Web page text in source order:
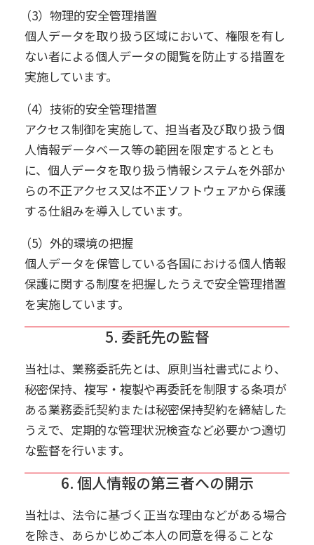
（3）物理的安全管理措置
個人データを取り扱う区域において、権限を有し
ない者による個人データの閲覧を防止する措置を
実施しています。
（4）技術的安全管理措置
アクセス制御を実施して、担当者及び取り扱う個
人情報データベース等の範囲を限定するととも
に、個人データを取り扱う情報システムを外部か
らの不正アクセス又は不正ソフトウェアから保護
する仕組みを導入しています。
（5）外的環境の把握
個人データを保管している各国における個人情報
保護に関する制度を把握したうえで安全管理措置
を実施しています。
5. 委託先の監督
当社は、業務委託先とは、原則当社書式により、
秘密保持、複写・複製や再委託を制限する条項が
ある業務委託契約または秘密保持契約を締結した
うえで、定期的な管理状況検査など必要かつ適切
な監督を行います。
6. 個人情報の第三者への開示
当社は、法令に基づく正当な理由などがある場合
を除き、あらかじめご本人の同意を得ることな